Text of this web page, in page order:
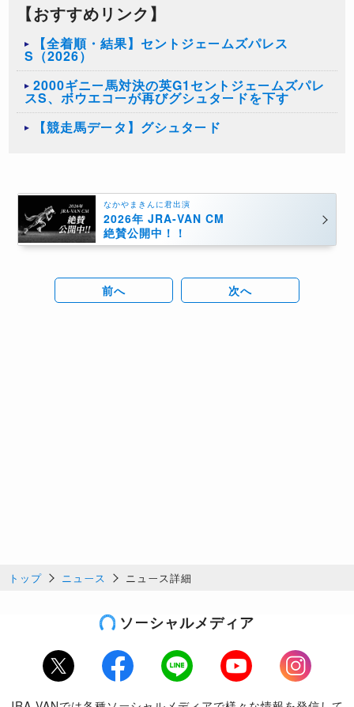
【おすすめリンク】
【全着順・結果】セントジェームズパレス
S（2026）
2000ギニー馬対決の英G1セントジェームズパレ
スS、ボウエコーが再びグシュタードを下す
【競走馬データ】グシュタード
なかやまきんに君出演
2026年 JRA-VAN CM
絶賛公開中！！
前へ 次へ
トップ ニュース ニュース詳細
ソーシャルメディア
Twitter Facebook LINE Youtube
Instagram